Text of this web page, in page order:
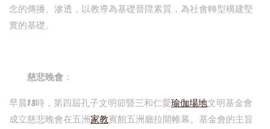
念的傳播、滲透，以教導為基礎晉陞素質，為社會轉型構建堅
實的基礎。
慈悲晚會 ：
早晨18時，第四屆孔子文明節暨三和仁愛瑜伽場地文明基金會
成立慈悲晚會在五洲家教賓館五洲廳拉開帷幕。基金會的主旨